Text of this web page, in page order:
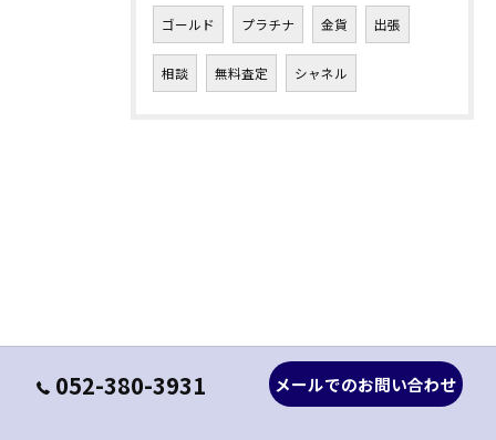
ゴールド プラチナ 金貨 出張
相談 無料査定 シャネル
052-380-3931 メールでのお問い合わせ